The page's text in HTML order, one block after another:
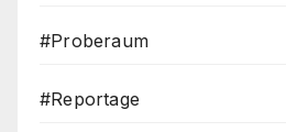
#Proberaum
#Reportage